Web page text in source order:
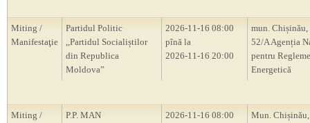
Miting /
Manifestaţie
Partidul Politic
,,Partidul Socialiștilor
din Republica
Moldova”
2026-11-16 08:00
pînă la
2026-11-16 20:00
mun. Chișinău,
52/A Agenția
pentru
Energetică
Miting /
P.P. MAN
2026-11-16 08:00
Mun.